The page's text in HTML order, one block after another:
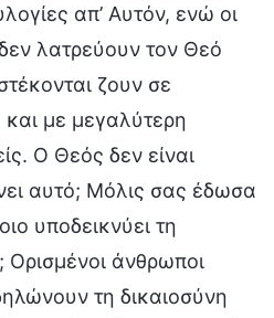
απ’ Αυτόν, ενώ οι
λατρεύουν τον Θεό
ζουν σε
με μεγαλύτερη
Ο Θεός δεν είναι
αυτό; Μόλις σας έδωσα
υποδεικνύει τη
Ορισμένοι άνθρωποι
τη δικαιοσύνη